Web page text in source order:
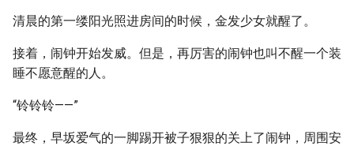
清晨的第一缕阳光照进房间的时候，金发少女就醒了。
接着，闹钟开始发威。但是，再厉害的闹钟也叫不醒一个装
睡不愿意醒的人。
“铃铃铃——”
最终，早坂爱气的一脚踢开被子狠狠的关上了闹钟，周围安